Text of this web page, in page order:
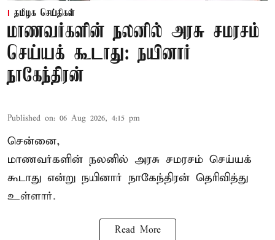
தமிழக செய்திகள்
மாணவர்களின் நலனில் அரசு சமரசம்
செய்யக் கூடாது: நயினார்
நாகேந்திரன்
Published on: 06 Aug 2026, 4:15 pm
சென்னை,
மாணவர்களின் நலனில் அரசு சமரசம் செய்யக்
கூடாது என்று நயினார் நாகேந்திரன் தெரிவித்து
உள்ளார்.
Read More